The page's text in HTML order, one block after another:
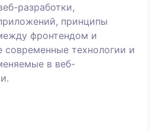
разработки,
принципы
фронтендом и
современные технологии и
в веб-